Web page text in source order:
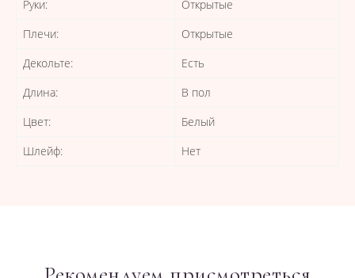
Руки:
Открытые
Плечи:
Открытые
Декольте:
Есть
Длина:
В пол
Цвет:
Белый
Шлейф:
Нет